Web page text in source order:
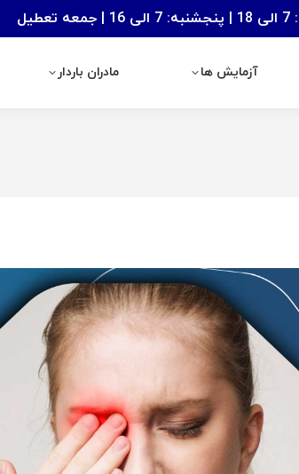
آزمایش ها مادران باردار
ها مادران باردار